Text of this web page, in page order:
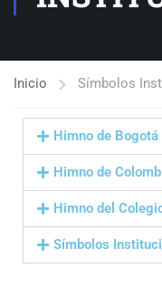
Inicio Símbolos
Himno de Bogotá
Himno de
Himno del
Símbolos